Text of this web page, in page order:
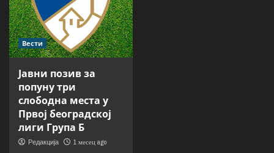
Вести
Јавни позив за
попуну три
слободна места у
Првој београдској
лиги Група Б
Редакција 1 месец ago